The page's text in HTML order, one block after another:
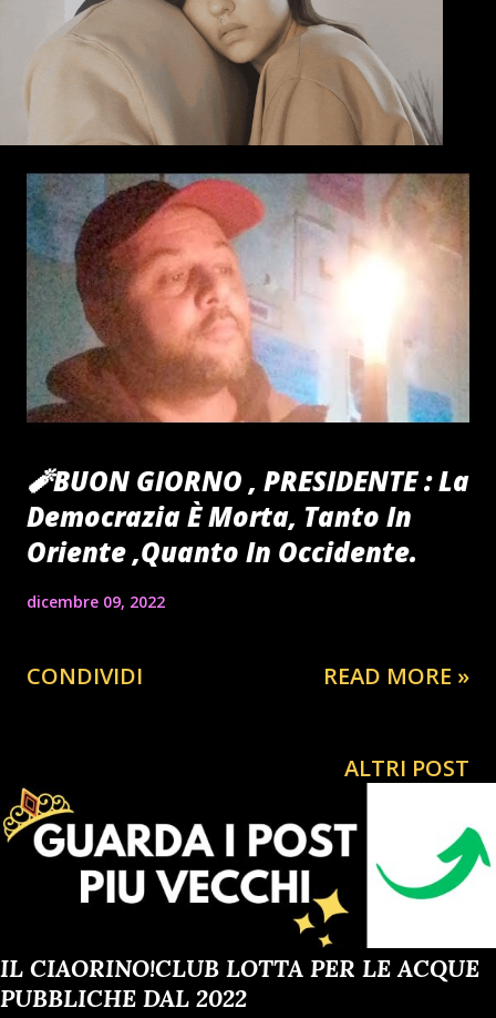
🧨BUON GIORNO , PRESIDENTE : La
Democrazia È Morta, Tanto In
Oriente ,Quanto In Occidente.
dicembre 09, 2022
CONDIVIDI READ MORE »
ALTRI POST
IL CIAORINO!CLUB LOTTA PER LE ACQUE
PUBBLICHE DAL 2022